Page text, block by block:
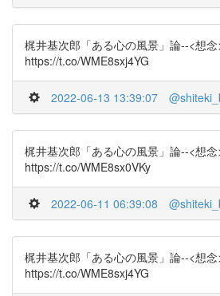
梶井基次郎「ある心の風景」論--<想
https://t.co/WME8sxj4YG
2022-06-13 13:39:07
梶井基次郎「ある心の風景」論--<想
https://t.co/WME8sx0VKy
2022-06-11 06:39:08
梶井基次郎「ある心の風景」論--<想
https://t.co/WME8sxj4YG